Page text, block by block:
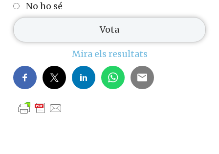
No ho sé
Mira els resultats